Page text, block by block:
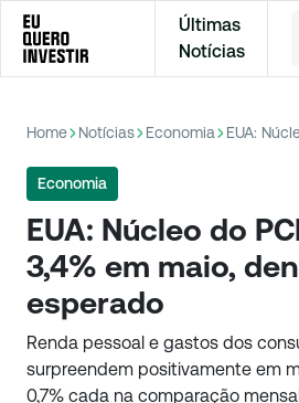
Últimas
Notícias
Home Notícias Economia
Economia
EUA: Núcleo do
3,4% em maio,
esperado
Renda pessoal e gastos dos
surpreendem positivamente em
0,7% cada na comparação